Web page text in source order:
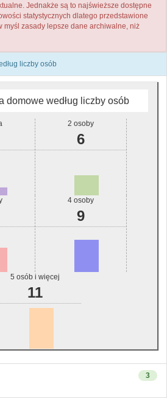
Jednakże są to najświeższe dostępne
statystycznych dlatego przedstawione
myśl zasady lepsze dane archiwalne, niż
liczby osób
domowe według liczby osób
2 osoby
6
4 osoby
9
5 osób i więcej
11
3